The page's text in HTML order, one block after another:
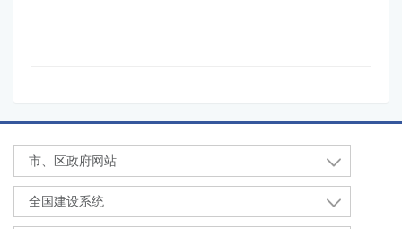
市、区政府网站
全国建设系统